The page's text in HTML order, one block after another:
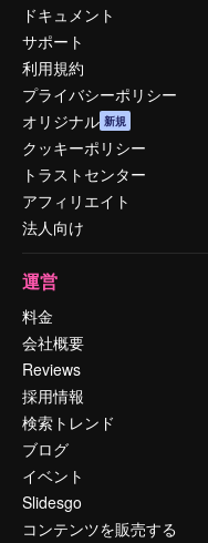
ドキュメント
サポート
利用規約
プライバシーポリシー
オリジナル 新規
クッキーポリシー
トラストセンター
アフィリエイト
法人向け
運営
料金
会社概要
Reviews
採用情報
検索トレンド
ブログ
イベント
Slidesgo
コンテンツを販売する